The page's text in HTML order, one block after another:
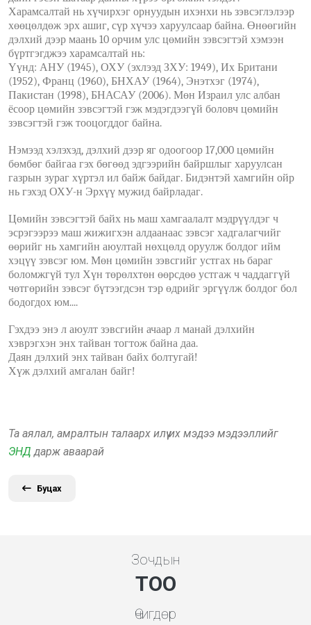
Харамсалтай нь хүчирхэг орнуудын ихэнхи нь зэвсэглэлээр
хөөцөлдөж эрх ашиг, сүр хүчээ харуулсаар байна. Өнөөгийн
дэлхий дээр маань 10 орчим улс цөмийн зэвсэгтэй хэмээн
бүртгэгджээ харамсалтай нь:
Үүнд: АНУ (1945), ОХУ (эхлээд ЗХУ: 1949), Их Британи
(1952), Франц (1960), БНХАУ (1964), Энэтхэг (1974),
Пакистан (1998), БНАСАУ (2006). Мөн Израил улс албан
ёсоор цөмийн зэвсэгтэй гэж мэдэгдээгүй боловч цөмийн
зэвсэгтэй гэж тооцогддог байна.
Нэмээд хэлэхэд, дэлхий дээр яг одоогоор 17,000 цөмийн
бөмбөг байгаа гэх бөгөөд эдгээрийн байршлыг харуулсан
газрын зураг хүртэл ил байж байдаг. Бидэнтэй хамгийн ойр
нь гэхэд ОХУ-н Эрхүү мужид байрладаг.
Цөмийн зэвсэгтэй байх нь маш хамгаалалт мэдрүүлдэг ч
эсрэгээрээ маш жижигхэн алдаанаас зэвсэг хадгалагчийг
өөрийг нь хамгийн аюултай нөхцөлд оруулж болдог ийм
хэцүү зэвсэг юм. Мөн цөмийн зэвсгийг устгах нь бараг
боломжгүй тул Хүн төрөлхтөн өөрсдөө устгаж ч чаддаггүй
чөтгөрийн зэвсэг бүтээгдсэн тэр өдрийг эргүүлж болдог бол
бодогдох юм....
Гэхдээ энэ л аюулт зэвсгийн ачаар л манай дэлхийн
хэврэгхэн энх тайван тогтож байна даа.
Даян дэлхий энх тайван байх болтугай!
Хүж дэлхий амгалан байг!
Та аялал, амралтын талаарх илүү их мэдээ мэдээллийг
ЭНД дарж аваарай
Буцах
Зочдын
ТОО
Өчигдөр